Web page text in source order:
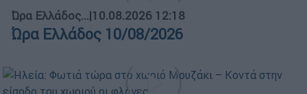
Ώρα Ελλάδος...|10.08.2026 12:18
Ώρα Ελλάδος 10/08/2026